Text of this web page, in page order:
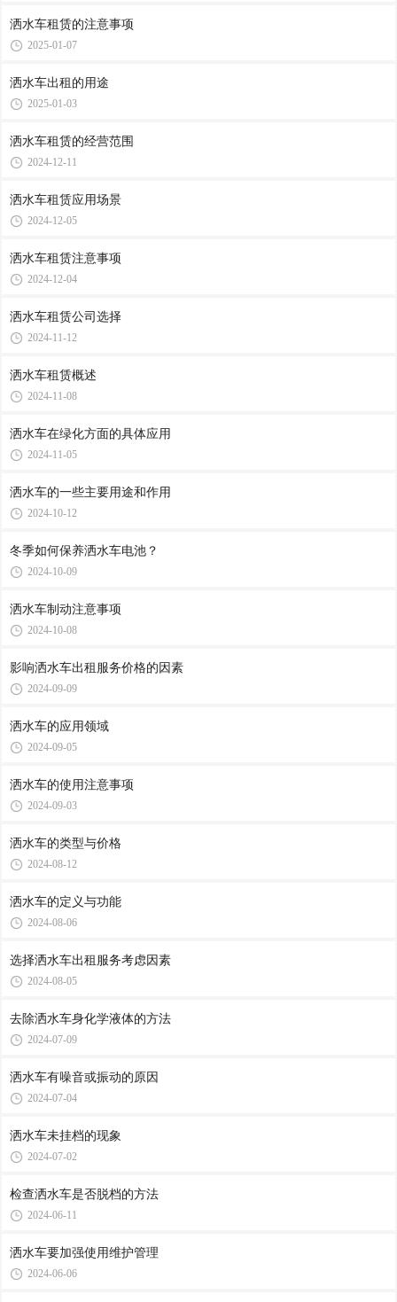
洒水车租赁的注意事项
2025-01-07
洒水车出租的用途
2025-01-03
洒水车租赁的经营范围
2024-12-11
洒水车租赁应用场景
2024-12-05
洒水车租赁注意事项
2024-12-04
洒水车租赁公司选择
2024-11-12
洒水车租赁概述
2024-11-08
洒水车在绿化方面的具体应用
2024-11-05
洒水车的一些主要用途和作用
2024-10-12
冬季如何保养洒水车电池？
2024-10-09
洒水车制动注意事项
2024-10-08
影响洒水车出租服务价格的因素
2024-09-09
洒水车的应用领域
2024-09-05
洒水车的使用注意事项
2024-09-03
洒水车的类型与价格
2024-08-12
洒水车的定义与功能
2024-08-06
选择洒水车出租服务考虑因素
2024-08-05
去除洒水车身化学液体的方法
2024-07-09
洒水车有噪音或振动的原因
2024-07-04
洒水车未挂档的现象
2024-07-02
检查洒水车是否脱档的方法
2024-06-11
洒水车要加强使用维护管理
2024-06-06